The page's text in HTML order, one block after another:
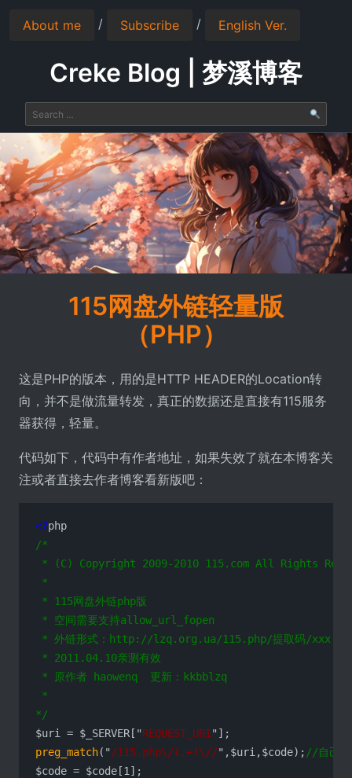
About me / Subscribe / English Ver.
Creke Blog | 梦溪博客
115网盘外链轻量版
（PHP）
这是PHP的版本，用的是HTTP HEADER的Location转
向，并不是做流量转发，真正的数据还是直接有115服务
器获得，轻量。
代码如下，代码中有作者地址，如果失效了就在本博客关
注或者直接去作者博客看新版吧：
<?
/*
* (C) Copyright 2009-2010 115.com All Rights
*
* 115网盘外链php版
* 空间需要支持allow_url_fopen
* 外链形式：http://lzq.org.ua/115.php/提取码/xxx
* 2011.04.10亲测有效
* 原作者 haowenq  更新：kkbblzq
*
*/
$uri = $_SERVER["REQUEST_URI
preg_match(" /115.php\/(.+)\//",$uri,$code); //自己
$code = $code[1];